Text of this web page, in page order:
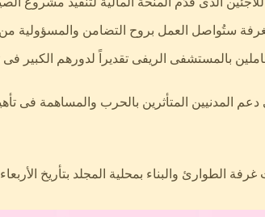
ستُواصل العمل بروح التضامن والمسؤولية
بالمستشفى الريفى تقديراً لدورهم
المدنيين المتأثرين بالحرب والمساهمة فى